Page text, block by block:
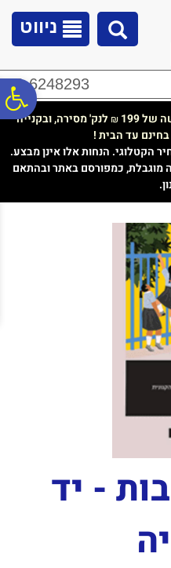
נגישות
ניווט
02-6248293
199
₪ לנק' מסירה, ובקנייה
עד הבית !
הקטלוגי. הנחות אלו אינן מבצע.
כמפורסם באתר ובהתאם
- יד